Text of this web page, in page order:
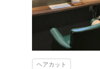
ヘアカット